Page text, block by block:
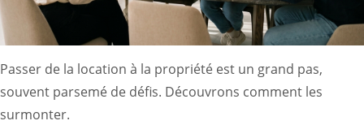
Passer de la location à la propriété est un grand pas,
souvent parsemé de défis. Découvrons comment les
surmonter.